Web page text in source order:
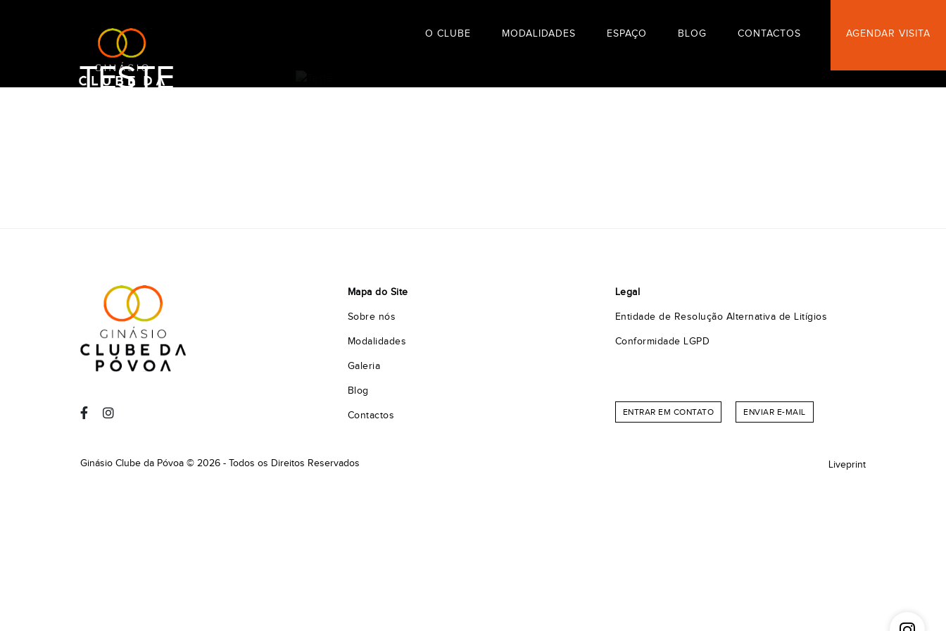
O CLUBE MODALIDADES ESPAÇO BLOG CONTACTOS AGENDAR VISITA
TESTE
Mapa do Site
Sobre nós
Modalidades
Galeria
Blog
Contactos
Legal
Entidade de Resolução Alternativa de Litígios
Conformidade LGPD
ENTRAR EM CONTATO ENVIAR E-MAIL
Ginásio Clube da Póvoa © 2026 - Todos os Direitos Reservados Liveprint